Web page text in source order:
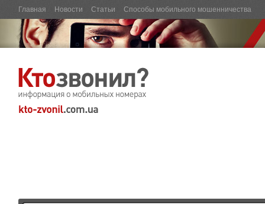
Главная Новости Статьи Способы мобильного мошенничества